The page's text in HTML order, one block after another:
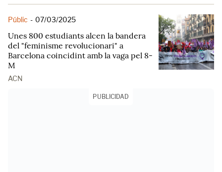
Públic - 07/03/2025
Unes 800 estudiants alcen la bandera
del "feminisme revolucionari" a
Barcelona coincidint amb la vaga pel 8-
M
ACN
PUBLICIDAD